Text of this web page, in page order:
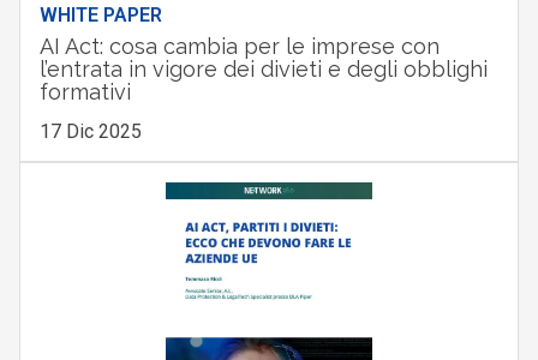
WHITE PAPER
AI Act: cosa cambia per le imprese con
l’entrata in vigore dei divieti e degli obblighi
formativi
17 Dic 2025